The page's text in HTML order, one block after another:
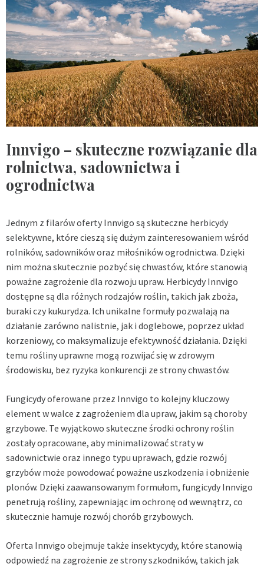
Innvigo – skuteczne rozwiązanie dla
rolnictwa, sadownictwa i
ogrodnictwa
Jednym z filarów oferty Innvigo są skuteczne herbicydy
selektywne, które cieszą się dużym zainteresowaniem wśród
rolników, sadowników oraz miłośników ogrodnictwa. Dzięki
nim można skutecznie pozbyć się chwastów, które stanowią
poważne zagrożenie dla rozwoju upraw. Herbicydy Innvigo
dostępne są dla różnych rodzajów roślin, takich jak zboża,
buraki czy kukurydza. Ich unikalne formuły pozwalają na
działanie zarówno nalistnie, jak i doglebowe, poprzez układ
korzeniowy, co maksymalizuje efektywność działania. Dzięki
temu rośliny uprawne mogą rozwijać się w zdrowym
środowisku, bez ryzyka konkurencji ze strony chwastów.
Fungicydy oferowane przez Innvigo to kolejny kluczowy
element w walce z zagrożeniem dla upraw, jakim są choroby
grzybowe. Te wyjątkowo skuteczne środki ochrony roślin
zostały opracowane, aby minimalizować straty w
sadownictwie oraz innego typu uprawach, gdzie rozwój
grzybów może powodować poważne uszkodzenia i obniżenie
plonów. Dzięki zaawansowanym formułom, fungicydy Innvigo
penetrują rośliny, zapewniając im ochronę od wewnątrz, co
skutecznie hamuje rozwój chorób grzybowych.
Oferta Innvigo obejmuje także insektycydy, które stanowią
odpowiedź na zagrożenie ze strony szkodników, takich jak